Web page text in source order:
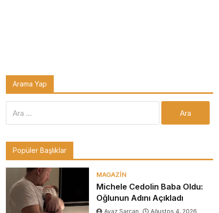
Arama Yap
Popüler Başlıklar
MAGAZIN
Michele Cedolin Baba Oldu:
Oğlunun Adını Açıkladı
Ayaz Sarcan Ağustos 4, 2026